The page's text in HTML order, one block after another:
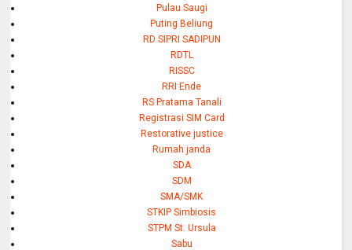
Pulau Saugi
Puting Beliung
RD SIPRI SADIPUN
RDTL
RISSC
RRI Ende
RS Pratama Tanali
Registrasi SIM Card
Restorative justice
Rumah janda
SDA
SDM
SMA/SMK
STKIP Simbiosis
STPM St. Ursula
Sabu